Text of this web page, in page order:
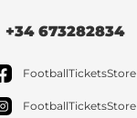
+34 673282834
FootballTicketsStore
FootballTicketsStore